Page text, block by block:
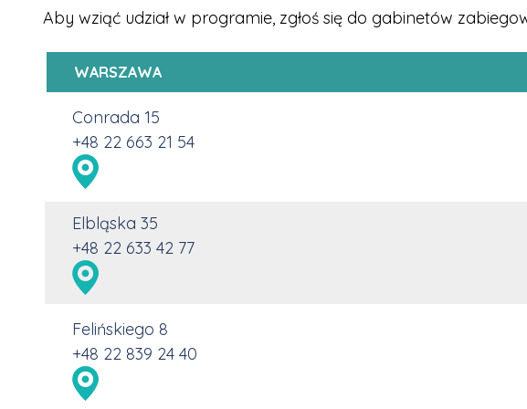
Aby wziąć udział w programie, zgłoś się do gabinetów
WARSZAWA
Conrada 15
+48 22 663 21 54
Elbląska 35
+48 22 633 42 77
Felińskiego 8
+48 22 839 24 40